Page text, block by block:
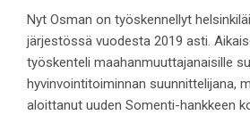
Nyt Osman on työskennellyt
järjestössä vuodesta 2019 asti.
työskenteli maahanmuuttajanaisille
hyvinvointitoiminnan suunnittelijana,
aloittanut uuden Somenti-hankkeen